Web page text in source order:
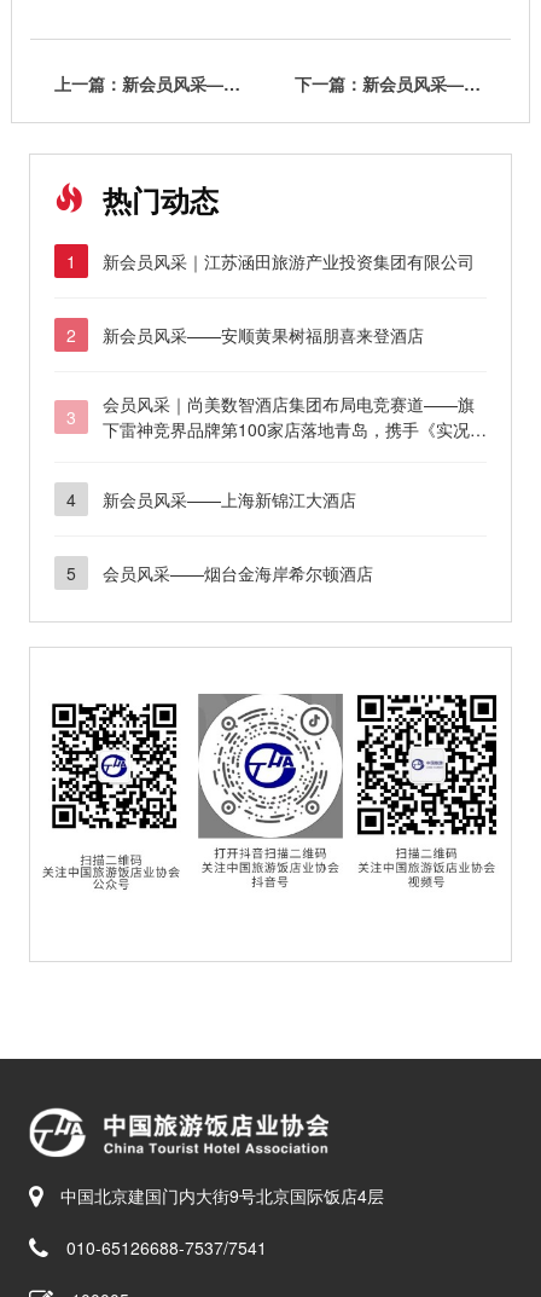
上一篇：新会员风采——禧住会集团 下一篇：新会员风采——丽水国际会展中心北辰大酒店
热门动态
1 新会员风采｜江苏涵田旅游产业投资集团有限公司
2 新会员风采——安顺黄果树福朋喜来登酒店
3
会员风采｜尚美数智酒店集团布局电竞赛道——旗
下雷神竞界品牌第100家店落地青岛，携手《实况足
4
新会员风采——上海新锦江大酒店
5 会员风采——烟台金海岸希尔顿酒店
中国北京建国门内大街9号北京国际饭店4层
010-65126688-7537/7541